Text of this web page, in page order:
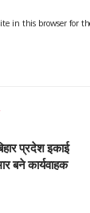
in this browser for
प्रदेश इकाई
बने कार्यवाहक